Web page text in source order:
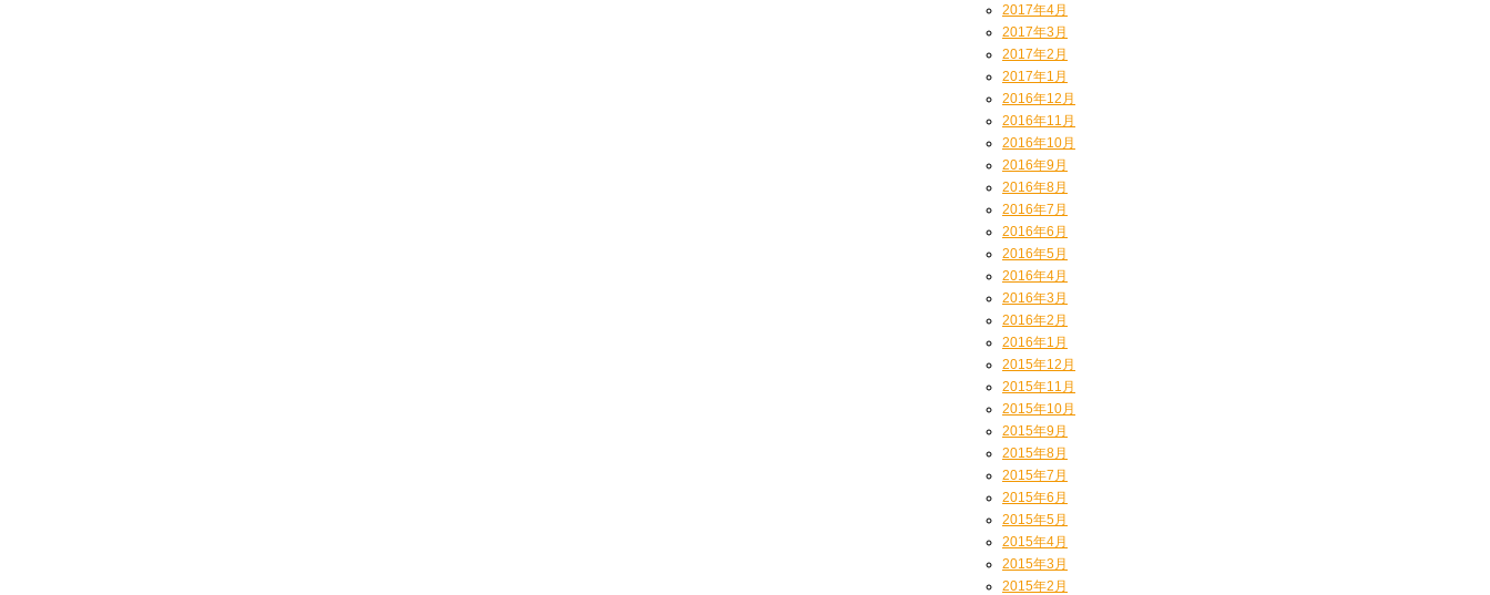
2017年4月
2017年3月
2017年2月
2017年1月
2016年12月
2016年11月
2016年10月
2016年9月
2016年8月
2016年7月
2016年6月
2016年5月
2016年4月
2016年3月
2016年2月
2016年1月
2015年12月
2015年11月
2015年10月
2015年9月
2015年8月
2015年7月
2015年6月
2015年5月
2015年4月
2015年3月
2015年2月